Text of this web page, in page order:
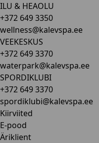
ILU & HEAOLU
+372 649 3350
wellness@kalevspa.ee
VEEKESKUS
+372 649 3370
waterpark@kalevspa.ee
SPORDIKLUBI
+372 649 3370
spordiklubi@kalevspa.ee
Kiirviited
E-pood
Äriklient